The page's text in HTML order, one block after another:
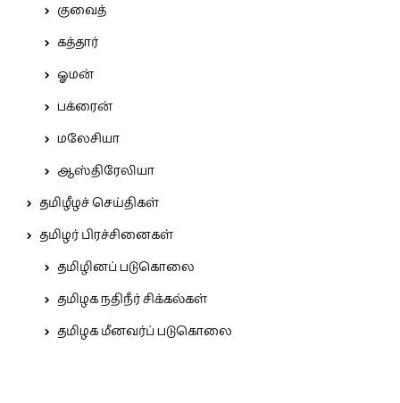
குவைத்
கத்தார்
ஓமன்
பக்ரைன்
மலேசியா
ஆஸ்திரேலியா
தமிழீழச் செய்திகள்
தமிழர் பிரச்சினைகள்
தமிழினப் படுகொலை
தமிழக நதிநீர் சிக்கல்கள்
தமிழக மீனவர்ப் படுகொலை